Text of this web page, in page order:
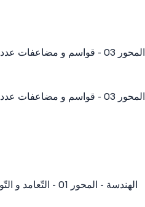
المحور 03 - قواسم و مضاعفات عدد صحيح طبيعي - الجزء 3 - الق.م.أ
المحور 03 - قواسم و مضاعفات عدد صحيح طبيعي - الجزء 4 - الم.م.أ